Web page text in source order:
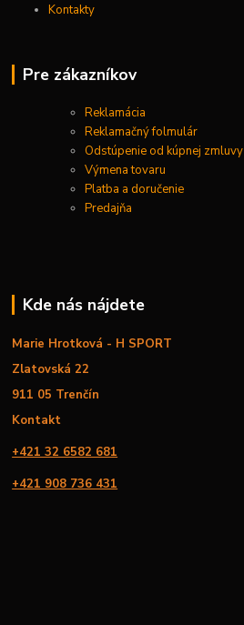
Kontakty
Pre zákazníkov
Reklamácia
Reklamačný folmulár
Odstúpenie od kúpnej zmluvy
Výmena tovaru
Platba a doručenie
Predajňa
Kde nás nájdete
Marie Hrotková - H SPORT
Zlatovská 22
911 05 Trenčín
Kontakt
+421 32 6582 681
+421 908 736 431